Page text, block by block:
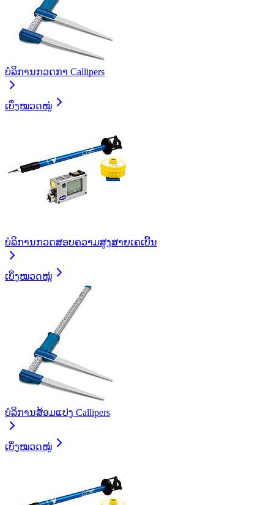
ບໍລິການກວດກາ Callipers
ເບິ່ງໝວດໝູ່
ບໍລິການກວດສອບຄວາມສູງສາຍເຄເບີ້ນ
ເບິ່ງໝວດໝູ່
ບໍລິການສ້ອມແປງ Callipers
ເບິ່ງໝວດໝູ່